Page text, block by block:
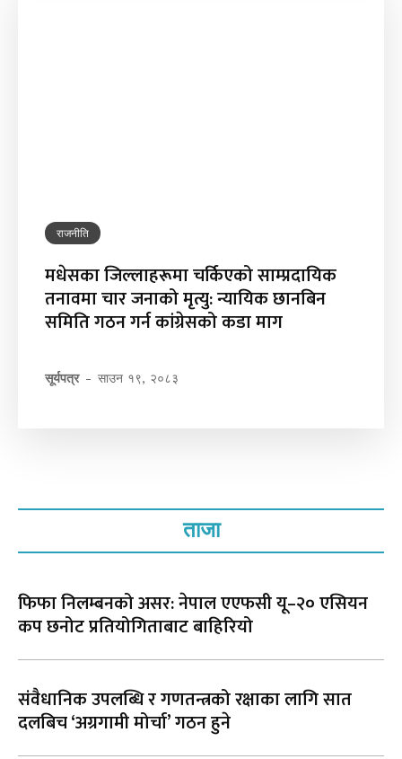
राजनीति
मधेसका जिल्लाहरूमा चर्किएको साम्प्रदायिक
तनावमा चार जनाको मृत्यु: न्यायिक छानबिन
समिति गठन गर्न कांग्रेसको कडा माग
सूर्यपत्र - साउन १९, २०८३
ताजा
फिफा निलम्बनको असर: नेपाल एएफसी यू–२० एसियन
कप छनोट प्रतियोगिताबाट बाहिरियो
संवैधानिक उपलब्धि र गणतन्त्रको रक्षाका लागि सात
दलबिच ‘अग्रगामी मोर्चा’ गठन हुने